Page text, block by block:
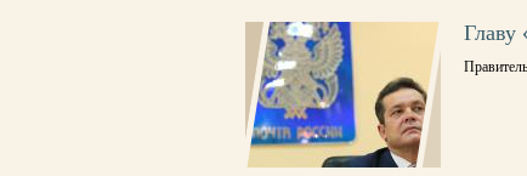
Главу